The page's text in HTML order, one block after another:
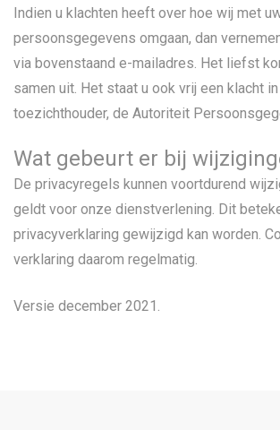
Indien u klachten heeft over hoe wij met
persoonsgegevens omgaan, dan
via bovenstaand e-mailadres. Het liefst
samen uit. Het staat u ook vrij een klacht
toezichthouder, de Autoriteit
Wat gebeurt er bij
De privacyregels kunnen voortdurend
geldt voor onze dienstverlening. Dit
privacyverklaring gewijzigd kan worden.
verklaring daarom regelmatig.
Versie december 2021.